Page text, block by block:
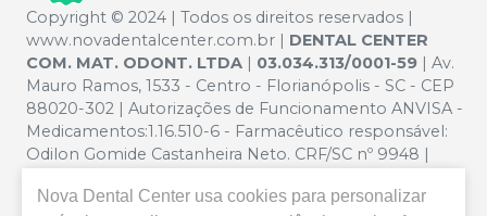
Copyright © 2024 | Todos os direitos reservados |
www.novadentalcenter.com.br | DENTAL CENTER
COM. MAT. ODONT. LTDA | 03.034.313/0001-59 | Av.
Mauro Ramos, 1533 - Centro - Florianópolis - SC - CEP
88020-302 | Autorizações de Funcionamento ANVISA -
Medicamentos:1.16.510-6 - Farmacêutico responsável:
Odilon Gomide Castanheira Neto. CRF/SC nº 9948 |
ilustrativas - Os preços e condições da loja virtual estão
Nova Dental Center usa cookies para personalizar